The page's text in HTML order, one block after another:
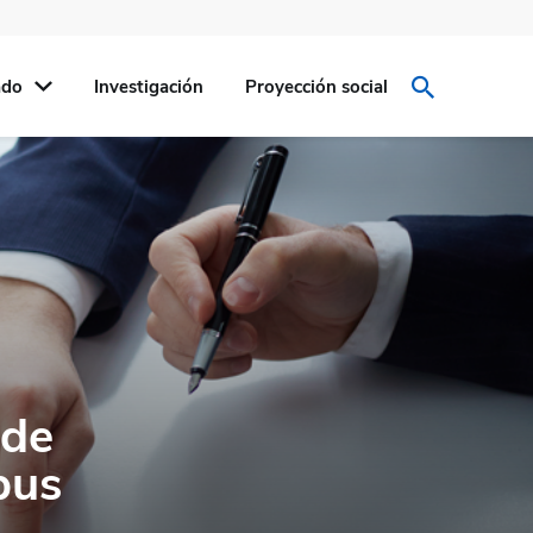
Investigación Proyección social